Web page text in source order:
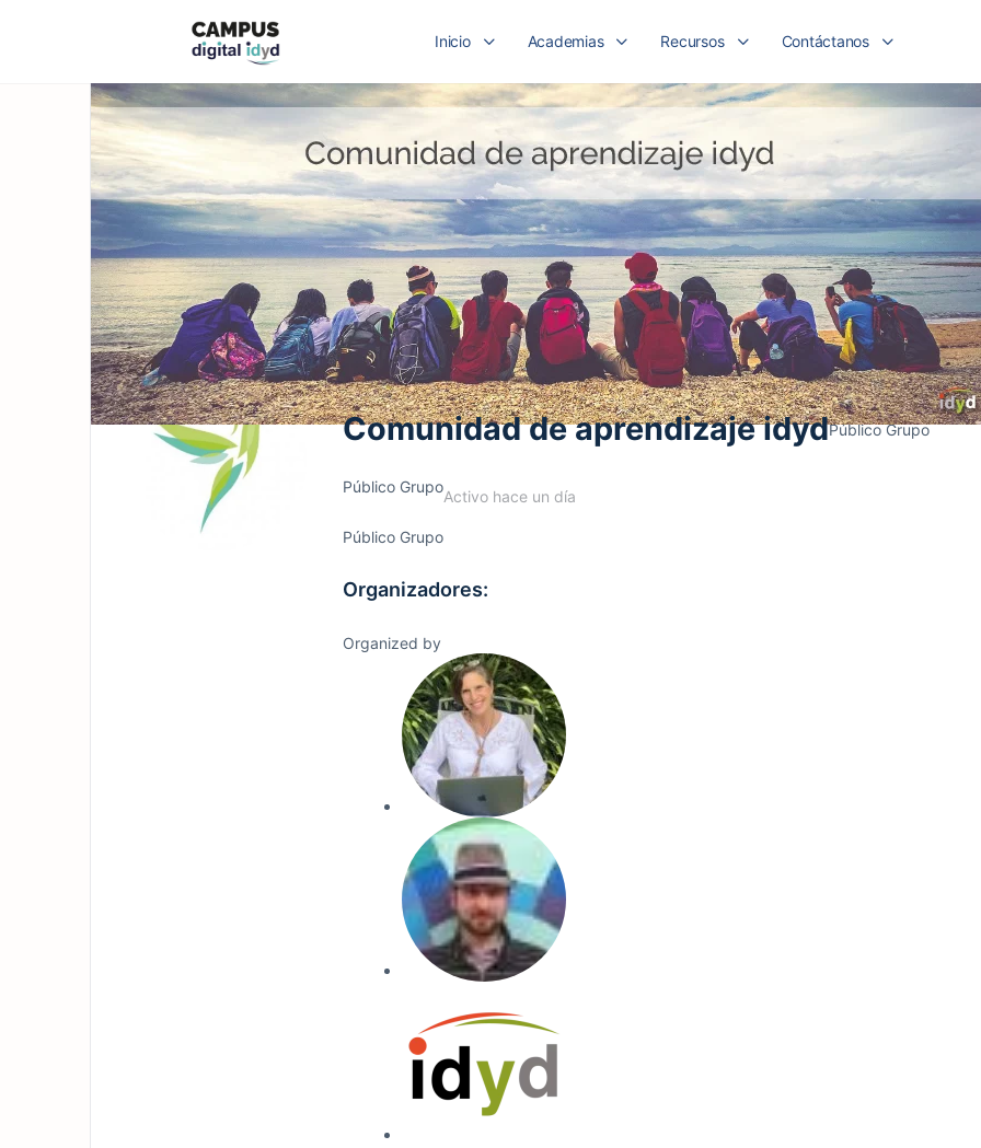
Inicio Academias Recursos Contáctanos
Comunidad de aprendizaje idydPúblico Grupo
Público GrupoActivo hace un día
Público Grupo
Organizadores:
Organized by